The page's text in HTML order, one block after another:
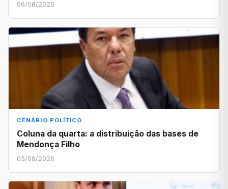
06/08/2026
CENÁRIO POLÍTICO
Coluna da quarta: a distribuição das bases de
Mendonça Filho
05/08/2026